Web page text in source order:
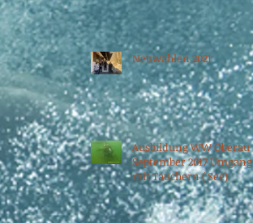
Neuwahlen 2021
Ausbildung WW Oberau
September 2017 Umgang
mit Tauchern ( See)